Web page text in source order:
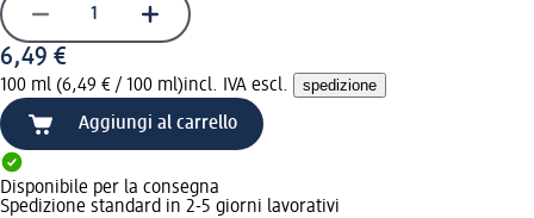
6,49 €
100 ml (6,49 € / 100 ml)incl. IVA escl. spedizione
Aggiungi al carrello
Disponibile per la consegna
Spedizione standard in 2-5 giorni lavorativi